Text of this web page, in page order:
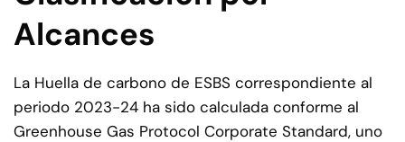
Alcances
La Huella de carbono de ESBS correspondiente al
periodo 2023-24 ha sido calculada conforme al
Greenhouse Gas Protocol Corporate Standard, uno